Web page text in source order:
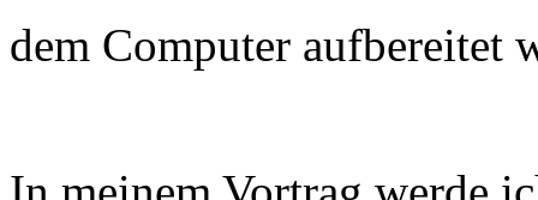
dem Computer aufbereitet